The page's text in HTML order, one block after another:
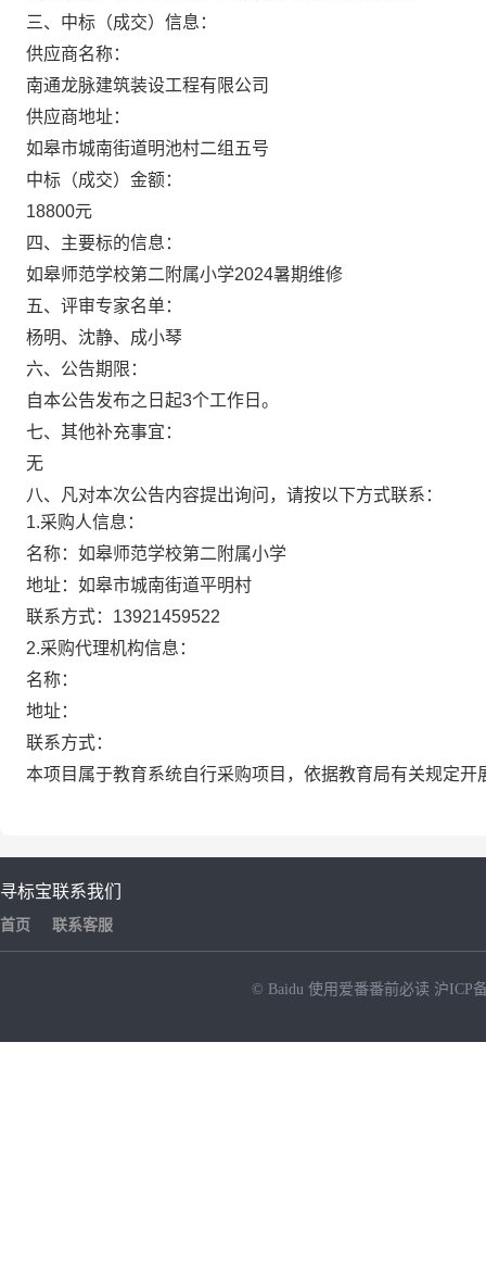
三、中标（成交）信息：
供应商名称：
南通龙脉建筑装设工程有限公司
供应商地址：
如皋市城南街道明池村二组五号
中标（成交）金额：
18800元
四、主要标的信息：
如皋师范学校第二附属小学2024暑期维修
五、评审专家名单：
杨明、沈静、成小琴
六、公告期限：
自本公告发布之日起3个工作日。
七、其他补充事宜：
无
八、凡对本次公告内容提出询问，请按以下方式联系：
1.采购人信息：
名称： 如皋师范学校第二附属小学
地址： 如皋市城南街道平明村
联系方式： 13921459522
2.采购代理机构信息：
名称：
地址：
联系方式：
本项目属于教育系统自行采购项目，依据教育局有关规定开
寻标宝
首页
联系我们
联系客服
© Baidu 使用爱番番前必读 沪ICP